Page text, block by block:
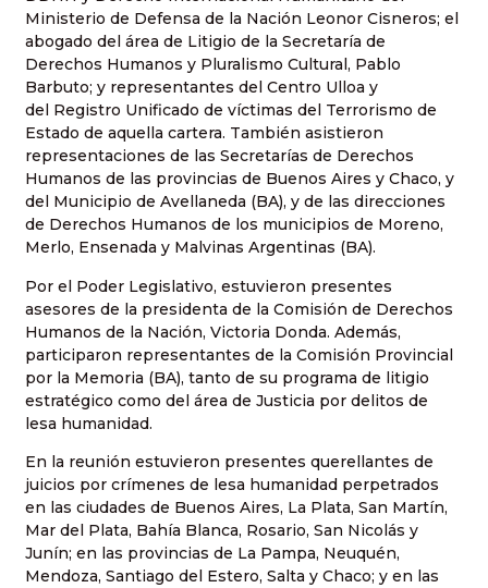
Ministerio de Defensa de la Nación Leonor Cisneros; el
abogado del área de Litigio de la Secretaría de
Derechos Humanos y Pluralismo Cultural, Pablo
Barbuto; y representantes del Centro Ulloa y
del Registro Unificado de víctimas del Terrorismo de
Estado de aquella cartera. También asistieron
representaciones de las Secretarías de Derechos
Humanos de las provincias de Buenos Aires y Chaco, y
del Municipio de Avellaneda (BA), y de las direcciones
de Derechos Humanos de los municipios de Moreno,
Merlo, Ensenada y Malvinas Argentinas (BA).
Por el Poder Legislativo, estuvieron presentes
asesores de la presidenta de la Comisión de Derechos
Humanos de la Nación, Victoria Donda. Además,
participaron representantes de la Comisión Provincial
por la Memoria (BA), tanto de su programa de litigio
estratégico como del área de Justicia por delitos de
lesa humanidad.
En la reunión estuvieron presentes querellantes de
juicios por crímenes de lesa humanidad perpetrados
en las ciudades de Buenos Aires, La Plata, San Martín,
Mar del Plata, Bahía Blanca, Rosario, San Nicolás y
Junín; en las provincias de La Pampa, Neuquén,
Mendoza, Santiago del Estero, Salta y Chaco; y en las